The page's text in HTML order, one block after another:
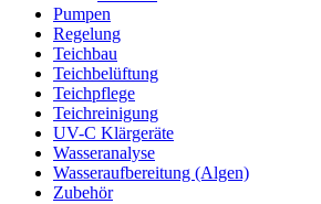
Pumpen
Regelung
Teichbau
Teichbelüftung
Teichpflege
Teichreinigung
UV-C Klärgeräte
Wasseranalyse
Wasseraufbereitung (Algen)
Zubehör